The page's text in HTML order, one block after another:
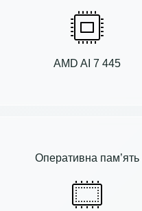
AMD AI 7 445
Оперативна пам’ять